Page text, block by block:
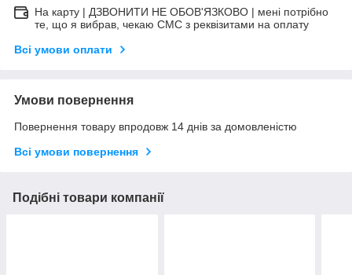
На карту | ДЗВОНИТИ НЕ ОБОВ'ЯЗКОВО | мені потрібно
те, що я вибрав, чекаю СМС з реквізитами на оплату
Всі умови оплати
Умови повернення
Повернення товару впродовж 14 днів за домовленістю
Всі умови повернення
Подібні товари компанії